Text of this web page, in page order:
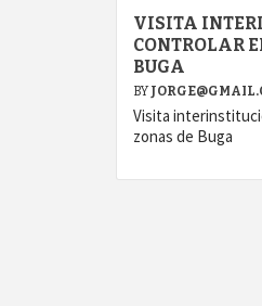
VISITA
CONTROLAR
BUGA
BY
Visita
zonas de Buga